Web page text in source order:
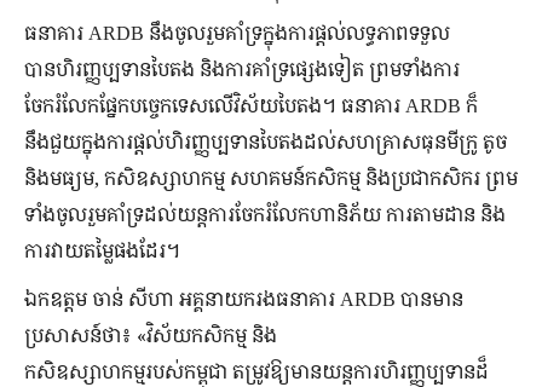
ធនាគារ ARDB នឹងចូលរួមគាំទ្រក្នុងការផ្តល់លទ្ធភាពទទួល
បានហិរញ្ញប្បទានបៃតង និងការគាំទ្រផ្សេងទៀត ព្រមទាំងការ
ចែករំលែកផ្នែកបច្ចេកទេសលើវិស័យបៃតង។ ធនាគារ ARDB ក៏
នឹងជួយក្នុងការផ្តល់ហិរញ្ញប្បទានបៃតងដល់សហគ្រាសធុនមីក្រូ តូច
និងមធ្យម, កសិឧស្សាហកម្ម សហគមន៍កសិកម្ម និងប្រជាកសិករ ព្រម
ទាំងចូលរួមគាំទ្រដល់យន្តការចែករំលែកហានិភ័យ ការតាមដាន និង
ការវាយតម្លៃផងដែរ។
ឯកឧត្តម ចាន់ សីហា អគ្គនាយករងធនាគារ ARDB បានមាន
ប្រសាសន៍ថា៖ «វិស័យកសិកម្ម និង
កសិឧស្សាហកម្មរបស់កម្ពុជា តម្រូវឱ្យមានយន្តការហិរញ្ញប្បទានដ៏